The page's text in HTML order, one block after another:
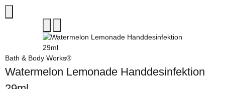
Bath & Body Works®
Watermelon Lemonade Handdesinfektion